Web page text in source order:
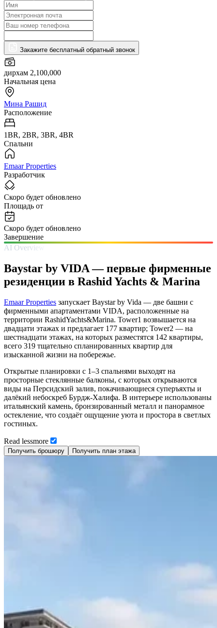
Закажите бесплатный обратный звонок
дирхам 2,100,000
Начальная цена
Мина Рашид
Расположение
1BR, 2BR, 3BR, 4BR
Спальни
Emaar Properties
Разработчик
Скоро будет обновлено
Площадь от
Скоро будет обновлено
Завершение
AI Overview
Baystar by VIDA — первые фирменные
резиденции в Rashid Yachts & Marina
Emaar Properties запускает Baystar by Vida — две башни с
фирменными апартаментами VIDA, расположенные на
территории RashidYachts&Marina. Tower1 возвышается на
двадцати этажах и предлагает 177 квартир; Tower2 — на
шестнадцати этажах, на которых разместятся 142 квартиры,
всего 319 тщательно спланированных квартир для
изысканной жизни на побережье.
Открытые планировки с 1–3 спальнями выходят на
просторные стеклянные балконы, с которых открываются
виды на Персидский залив, покачивающиеся суперъяхты и
далёкий небоскреб Бурдж-Халифа. В интерьере использованы
итальянский камень, бронзированный металл и панорамное
остекление, что создаёт ощущение уюта и простора в светлых
гостиных.
Read lessmore
Получить брошюру Получить план этажа